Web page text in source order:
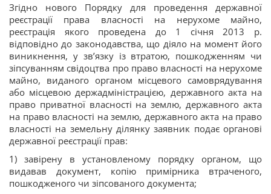
Згідно нового Порядку для проведення державної
реєстрації права власності на нерухоме майно,
реєстрація якого проведена до 1 січня 2013 р.
відповідно до законодавства, що діяло на момент його
виникнення, у зв’язку із втратою, пошкодженням чи
зіпсуванням свідоцтва про право власності на нерухоме
майно, виданого органом місцевого самоврядування
або місцевою держадміністрацією, державного акта на
право приватної власності на землю, державного акта
на право власності на землю, державного акта на право
власності на земельну ділянку заявник подає органові
державної реєстрації прав:
1) завірену в установленому порядку органом, що
видавав документ, копію примірника втраченого,
пошкодженого чи зіпсованого документа;